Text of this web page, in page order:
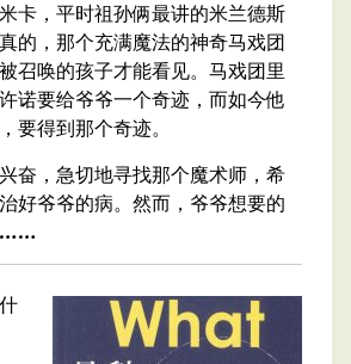
卡，平时祖孙俩最讲的米兰德斯
的，那个充满魔法的神奇马戏团
召唤的孩子才能看见。马戏团里
诺要给爷爷一个奇迹，而如今他
要得到那个奇迹。
奋，急切地寻找那个魔术师，希
好爷爷的病。然而，爷爷想要的
……